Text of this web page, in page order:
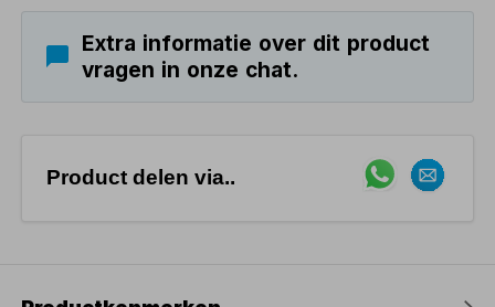
Extra informatie over dit product
vragen in onze chat.
Product delen via..